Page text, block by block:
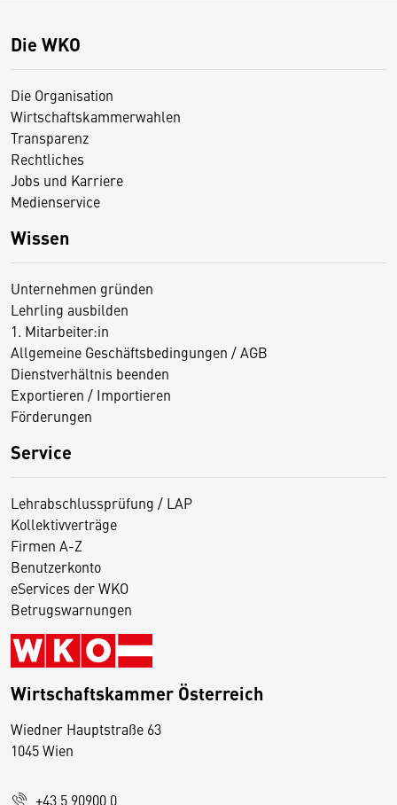
Die WKO
Die Organisation
Wirtschaftskammerwahlen
Transparenz
Rechtliches
Jobs und Karriere
Medienservice
Wissen
Unternehmen gründen
Lehrling ausbilden
1. Mitarbeiter:in
Allgemeine Geschäftsbedingungen / AGB
Dienstverhältnis beenden
Exportieren / Importieren
Förderungen
Service
Lehrabschlussprüfung / LAP
Kollektivverträge
Firmen A-Z
Benutzerkonto
eServices der WKO
Betrugswarnungen
Wirtschaftskammer Österreich
Wiedner Hauptstraße 63
1045 Wien
+43 5 90900 0
D